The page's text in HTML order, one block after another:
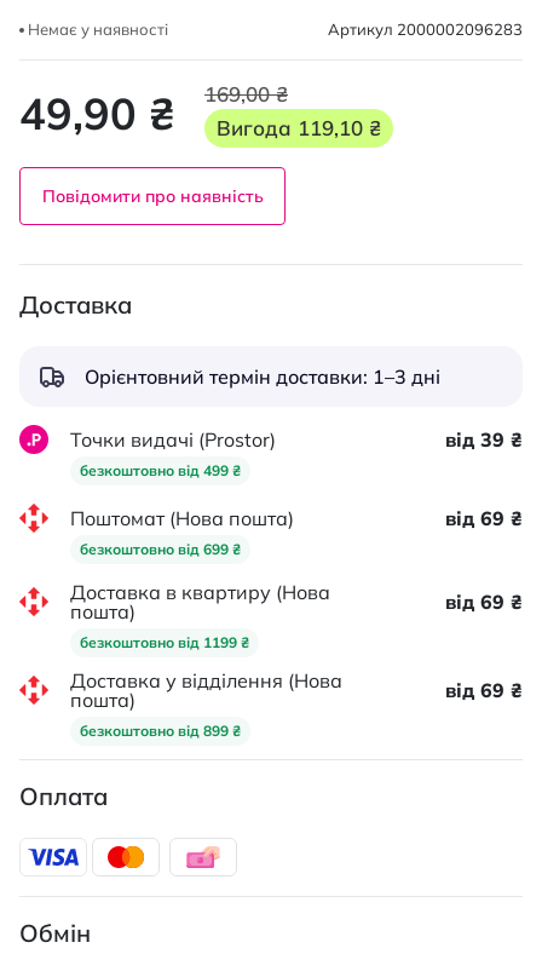
Немає у наявності Артикул 2000002096283
49,90 ₴
169,00 ₴
Вигода 119,10 ₴
Повідомити про наявність
Доставка
Орієнтовний термін доставки: 1–3 дні
Точки видачі (Prostor)
безкоштовно від 499 ₴
від 39 ₴
Поштомат (Нова пошта)
безкоштовно від 699 ₴
від 69 ₴
Доставка в квартиру (Нова
пошта)
безкоштовно від 1199 ₴
від 69 ₴
Доставка у відділення (Нова
пошта)
безкоштовно від 899 ₴
від 69 ₴
Оплата
Обмін